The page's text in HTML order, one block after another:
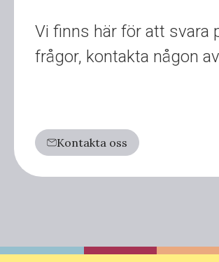
Vi finns här för att svara
frågor, kontakta någon
Kontakta oss